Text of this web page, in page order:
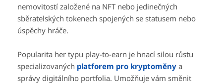
nemovitostí založené na NFT nebo jedinečných
sběratelských tokenech spojených se statusem nebo
úspěchy hráče.
Popularita her typu play-to-earn je hnací silou růstu
specializovaných platforem pro kryptoměny a
správy digitálního portfolia. Umožňuje vám směnit